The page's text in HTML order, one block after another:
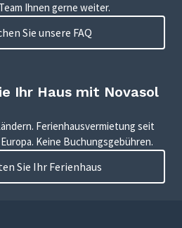
Ihnen gerne weiter.
Sie unsere FAQ
Ihr Haus mit Novasol
Ferienhausvermietung seit
Keine Buchungsgebühren.
Sie Ihr Ferienhaus